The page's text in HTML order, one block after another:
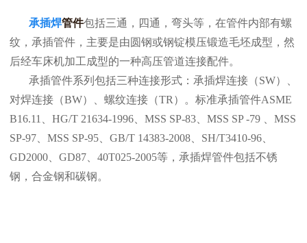
承插焊管件包括三通，四通，弯头等，在管件内部有螺
纹，承插管件，主要是由圆钢或钢锭模压锻造毛坯成型，然
后经车床机加工成型的一种高压管道连接配件。
承插管件系列包括三种连接形式：承插焊连接（SW）、
对焊连接（BW）、螺纹连接（TR）。标准承插管件ASME
B16.11
HG/T 21634-1996 MSS SP-83 MSS SP -79
MSS
SP-97
MSS SP-95 GB/T 14383-2008 SH/T3410-96
GD2000
GD87 40T025-2005等，承插焊管件包括不锈
钢，合金钢和碳钢。